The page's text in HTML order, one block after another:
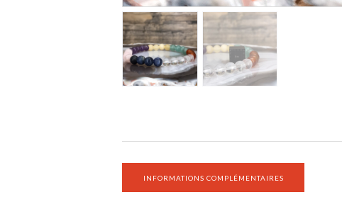
INFORMATIONS COMPLÉMENTAIRES